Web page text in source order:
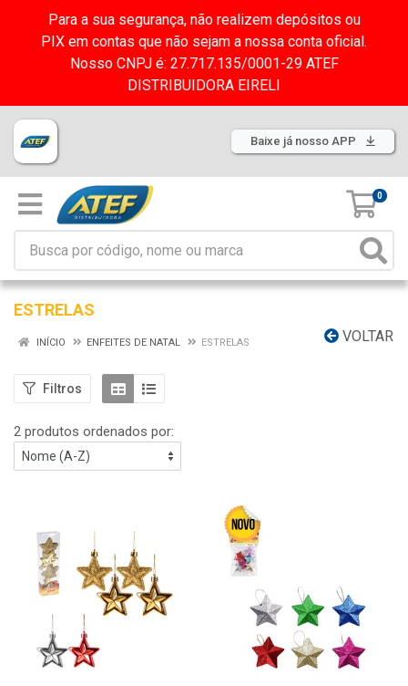
Para a sua segurança, não realizem depósitos ou
PIX em contas que não sejam a nossa conta oficial.
Nosso CNPJ é: 27.717.135/0001-29 ATEF
DISTRIBUIDORA EIRELI
Baixe já nosso APP
0
ESTRELAS
VOLTAR
INÍCIO ENFEITES DE NATAL ESTRELAS
Filtros
2 produtos ordenados por: